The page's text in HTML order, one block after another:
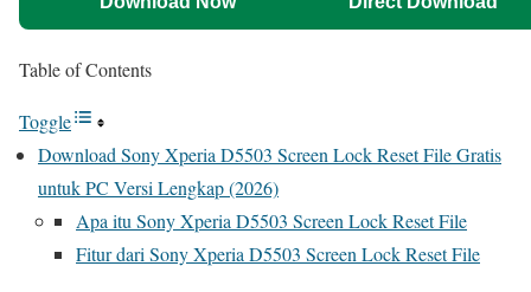
Table of Contents
Toggle
Download Sony Xperia D5503 Screen Lock Reset File Gratis
untuk PC Versi Lengkap (2026)
Apa itu Sony Xperia D5503 Screen Lock Reset File
Fitur dari Sony Xperia D5503 Screen Lock Reset File